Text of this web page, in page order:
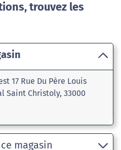
trouvez les
17 Rue Du Père Louis
Saint Christoly, 33000
magasin